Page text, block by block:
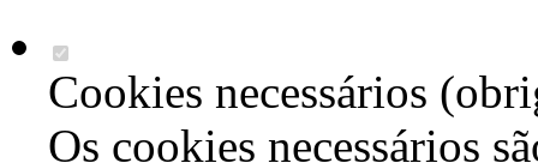
Cookies necessários
Os cookies necessários